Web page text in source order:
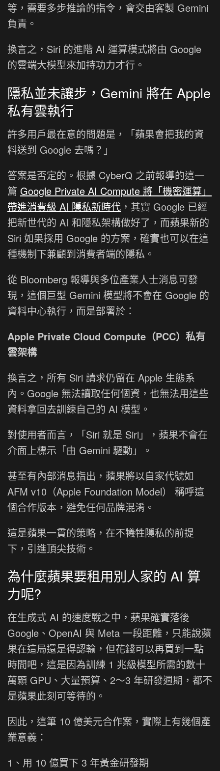
等，需要多步推論的指令，會交由客製 Gemini
負責。
換言之，Siri 的進階 AI 運算模式將由 Google
的雲端大模型來加持功力才行。
隱私並未讓步，Gemini 將在 Apple
私有雲執行
許多用戶最在意的問題是，「蘋果會把我的資
料送到 Google 去嗎？」
答案是否定的。根據 CyberQ 之前報導的這一
篇 Google Private AI Compute 將「機密運算」
帶進消費級 AI 隱私新時代 ，其實 Google 已經
把新世代的 AI 和隱私架構做好了，而蘋果新的
Siri 如果採用 Google 的方案，確實也可以在這
種機制下兼顧到消費者端的隱私。
從 Bloomberg 報導與多位產業人士消息可發
現，這個巨型 Gemini 模型將不會在 Google 的
資料中心執行，而是部署於：
Apple Private Cloud Compute（PCC）私有
雲架構
換言之，所有 Siri 請求仍留在 Apple 生態系
內。Google 無法讀取任何個資，也無法用這些
資料拿回去訓練自己的 AI 模型。
對使用者而言，「Siri 就是 Siri」，蘋果不會在
介面上標示「由 Gemini 驅動」。
甚至有內部消息指出，蘋果將以自家代號如
AFM v10（Apple Foundation Model） 稱呼這
個合作版本，避免任何品牌混淆。
這是蘋果一貫的策略，在不犧牲隱私的前提
下，引進頂尖技術。
為什麼蘋果要租用別人家的 AI 算
力呢?
在生成式 AI 的速度戰之中，蘋果確實落後
Google、OpenAI 與 Meta 一段距離，只能說蘋
果在這局還是得認輸，但花錢可以再買到一點
時間吧，這是因為訓練 1 兆級模型所需的數十
萬顆 GPU、大量預算、2～3 年研發週期，都不
是蘋果此刻可等待的。
因此，這筆 10 億美元合作案，實際上有幾個產
業意義：
1、用 10 億買下 3 年黃金研發期